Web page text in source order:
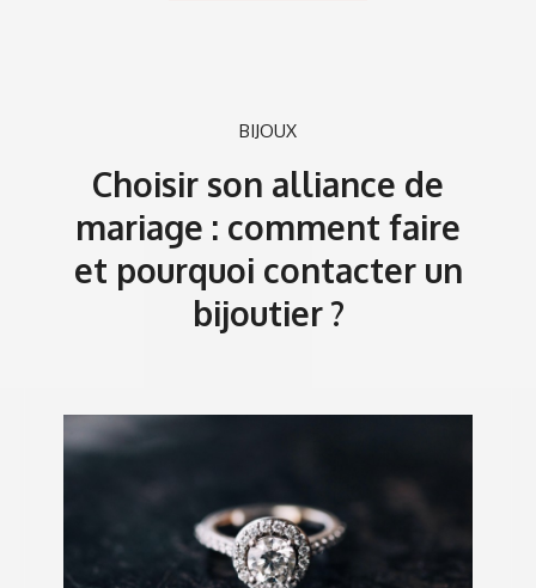
BIJOUX
Choisir son alliance de
mariage : comment faire
et pourquoi contacter un
bijoutier ?